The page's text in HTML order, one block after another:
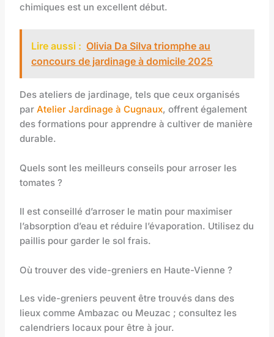
chimiques est un excellent début.
Lire aussi : Olivia Da Silva triomphe au
concours de jardinage à domicile 2025
Des ateliers de jardinage, tels que ceux organisés
parAtelier Jardinage à Cugnaux, offrent également
des formations pour apprendre à cultiver de manière
durable.
Quels sont les meilleurs conseils pour arroser les
tomates ?
Il est conseillé d’arroser le matin pour maximiser
l’absorption d’eau et réduire l’évaporation. Utilisez du
paillis pour garder le sol frais.
Où trouver des vide-greniers en Haute-Vienne ?
Les vide-greniers peuvent être trouvés dans des
lieux comme Ambazac ou Meuzac ; consultez les
calendriers locaux pour être à jour.